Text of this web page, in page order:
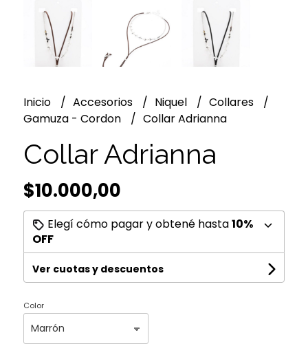
Inicio Accesorios Niquel
Collares
Gamuza - Cordon
Collar Adrianna
Collar Adrianna
$10.000,00
Elegí cómo pagar y obtené hasta10%
OFF
Ver cuotas y descuentos
Color